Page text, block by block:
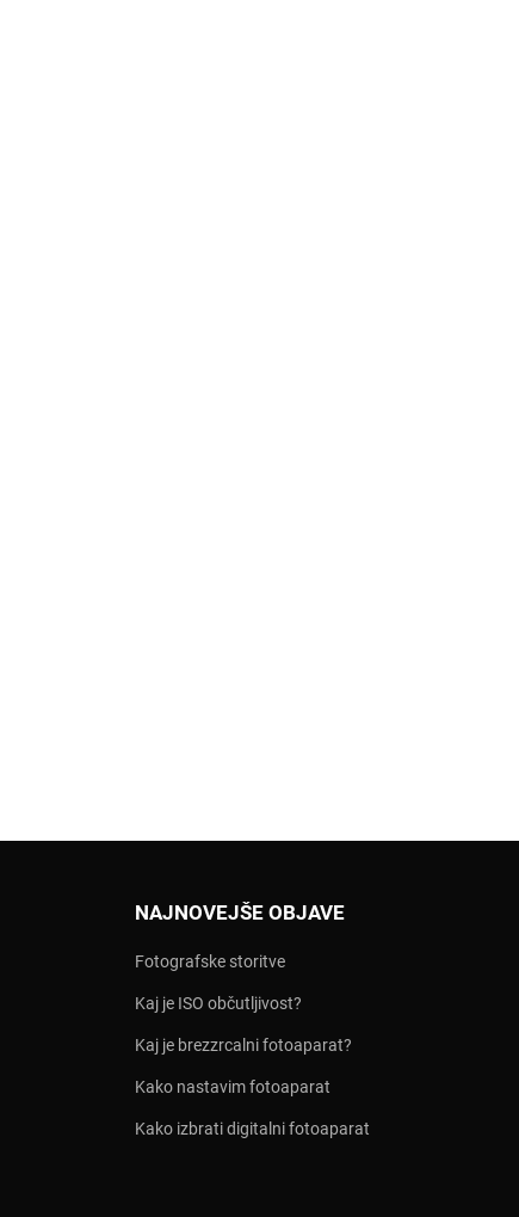
NAJNOVEJŠE OBJAVE
Fotografske storitve
Kaj je ISO občutljivost?
Kaj je brezzrcalni fotoaparat?
Kako nastavim fotoaparat
Kako izbrati digitalni fotoaparat